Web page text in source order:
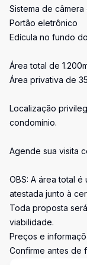
Sistema de câmera
Portão eletrônico
Edícula no fundo
Área total de
Área privativa de
Localização
condomínio.
Agende sua visita
OBS: A área total
atestada junto à
Toda proposta
viabilidade.
Preços e
Confirme antes de